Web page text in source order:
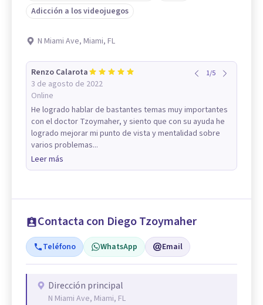
Adicción a los videojuegos
N Miami Ave, Miami, FL
Renzo Calarota
3 de agosto de 2022
Online
1/5
He logrado hablar de bastantes temas muy importantes
con el doctor Tzoymaher, y siento que con su ayuda he
logrado mejorar mi punto de vista y mentalidad sobre
varios problemas...
Leer más
Contacta con Diego Tzoymaher
Teléfono WhatsApp Email
Dirección principal
N Miami Ave, Miami, FL